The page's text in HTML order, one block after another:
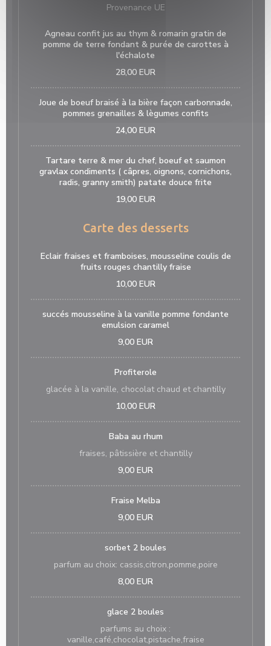
Provenance UE
Agneau confit jus au thym & romarin gratin de
pomme de terre fondant & purée de carottes à
l'échalote
28,00 EUR
Joue de boeuf braisé à la bière façon carbonnade,
pommes grenailles & lègumes confits
24,00 EUR
Tartare terre & mer du chef, boeuf et saumon
gravlax condiments ( câpres, oignons, cornichons,
radis, granny smith) patate douce frite
19,00 EUR
Carte des desserts
Eclair fraises et framboises, mousseline coulis de
fruits rouges chantilly fraise
10,00 EUR
succés mousseline à la vanille pomme fondante
emulsion caramel
9,00 EUR
Profiterole
glacée à la vanille, chocolat chaud et chantilly
10,00 EUR
Baba au rhum
fraises, pâtissière et chantilly
9,00 EUR
Fraise Melba
9,00 EUR
sorbet 2 boules
parfum au choix: cassis,citron,pomme,poire
8,00 EUR
glace 2 boules
parfums au choix :
vanille,café,chocolat,pistache,fraise